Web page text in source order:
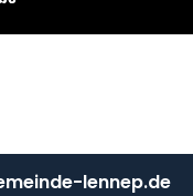
lennep.de